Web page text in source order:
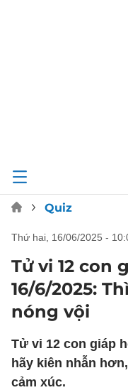
Quiz
thứ hai, 16/06/2025 -
Tử vi 12 con
16/6/2025:
nóng vội
Tử vi 12 con giáp
hãy kiên nhẫn
cảm xúc.